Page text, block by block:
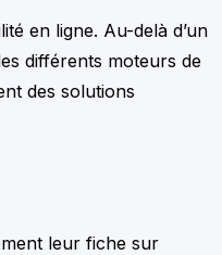
en ligne. Au-delà d’un
différents moteurs de
des solutions
leur fiche sur